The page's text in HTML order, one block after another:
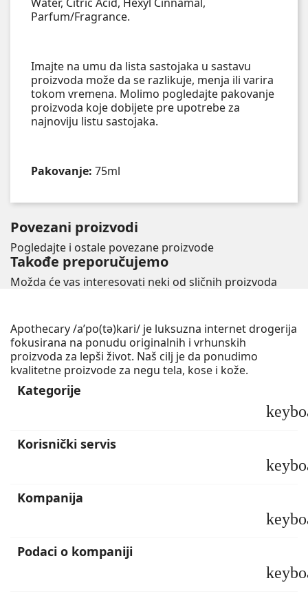
Parfum/Fragrance.
Imajte na umu da lista sastojaka u sastavu
proizvoda može da se razlikuje, menja ili varira
tokom vremena. Molimo pogledajte pakovanje
proizvoda koje dobijete pre upotrebe za
najnoviju listu sastojaka.
Pakovanje: 75ml
Povezani proizvodi
Pogledajte i ostale povezane proizvode
Takođe preporučujemo
Možda će vas interesovati neki od sličnih proizvoda
Apothecary /a’po(tə)kari/ je luksuzna internet drogerija
fokusirana na ponudu originalnih i vrhunskih
proizvoda za lepši život. Naš cilj je da ponudimo
kvalitetne proizvode za negu tela, kose i kože.
Kategorije
Korisnički servis
Kompanija
Podaci o kompaniji